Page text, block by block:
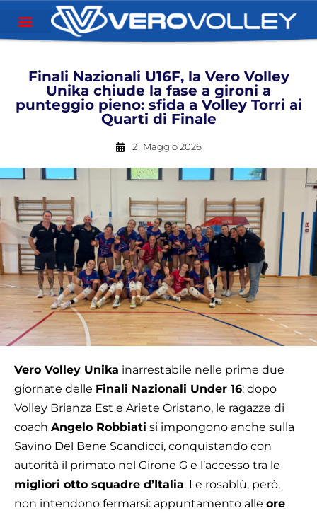
Finali Nazionali U16F, la Vero Volley
Unika chiude la fase a gironi a
punteggio pieno: sfida a Volley Torri ai
Quarti di Finale
21 Maggio 2026
Vero Volley Unika inarrestabile nelle prime due
giornate delle Finali Nazionali Under 16: dopo
Volley Brianza Est e Ariete Oristano, le ragazze di
coach Angelo Robbiati si impongono anche sulla
Savino Del Bene Scandicci, conquistando con
autorità il primato nel Girone G e l’accesso tra le
migliori otto squadre d’Italia. Le rosablù, però,
non intendono fermarsi: appuntamento alle ore